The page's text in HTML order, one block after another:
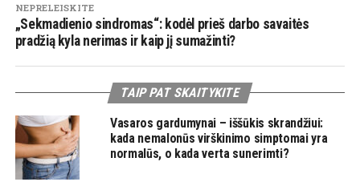
NEPRELEISKITE
„Sekmadienio sindromas“: kodėl prieš darbo savaitės
pradžią kyla nerimas ir kaip jį sumažinti?
TAIP PAT SKAITYKITE
Vasaros gardumynai – iššūkis skrandžiui:
kada nemalonūs virškinimo simptomai yra
normalūs, o kada verta sunerimti?